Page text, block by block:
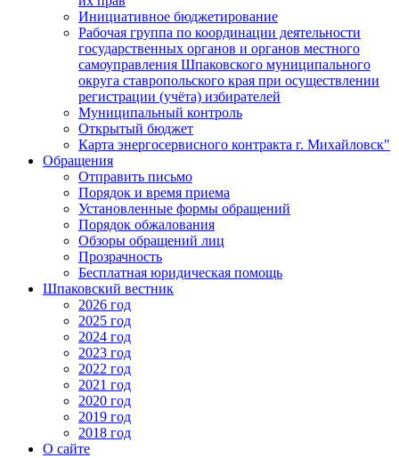
Инициативное бюджетирование
Рабочая группа по координации деятельности
государственных органов и органов местного
самоуправления Шпаковского муниципального
округа ставропольского края при осуществлении
регистрации (учёта) избирателей
Муниципальный контроль
Открытый бюджет
Карта энергосервисного контракта г. Михайловск"
Обращения
Отправить письмо
Порядок и время приема
Установленные формы обращений
Порядок обжалования
Обзоры обращений лиц
Прозрачность
Бесплатная юридическая помощь
Шпаковский вестник
2026 год
2025 год
2024 год
2023 год
2022 год
2021 год
2020 год
2019 год
2018 год
О сайте